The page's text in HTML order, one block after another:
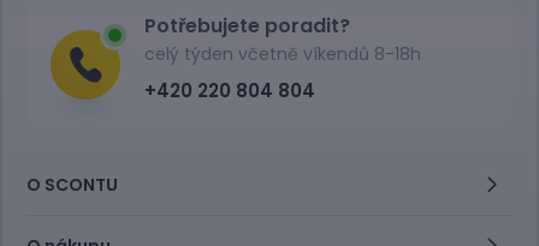
Potřebujete poradit?
celý týden včetně víkendů 8-18h
+420 220 804 804
O SCONTU